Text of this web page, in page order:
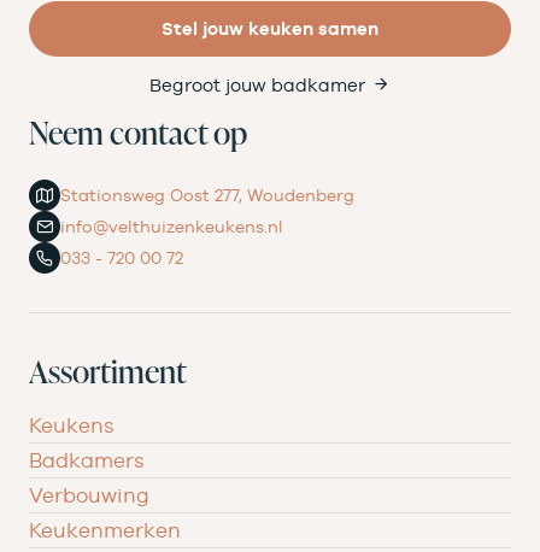
Stel jouw keuken samen
Begroot jouw badkamer
Neem contact op
Stationsweg Oost 277, Woudenberg
info@velthuizenkeukens.nl
033 - 720 00 72
Assortiment
Keukens
Badkamers
Verbouwing
Keukenmerken